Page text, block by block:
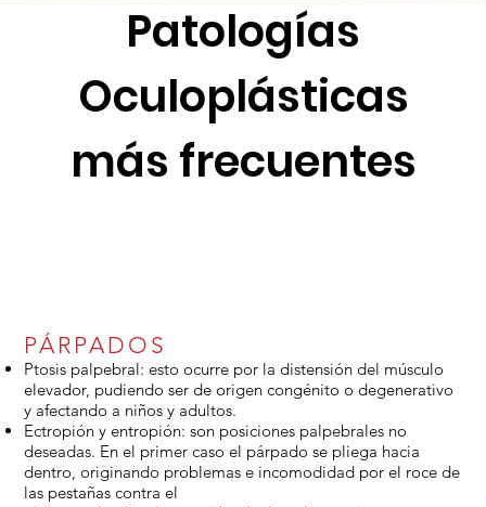
PÁRPADOS
Ptosis palpebral: esto ocurre por la distensión del músculo
elevador, pudiendo ser de origen congénito o degenerativo
y afectando a niños y adultos.
Ectropión y entropión: son posiciones palpebrales no
deseadas. En el primer caso el párpado se pliega hacia
dentro, originando problemas e incomodidad por el roce de
las pestañas contra el
Patologías
Oculoplásticas
más frecuentes